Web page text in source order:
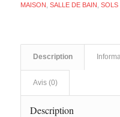
MAISON SALLE DE BAIN SOLS
Description
Avis (0)
Description